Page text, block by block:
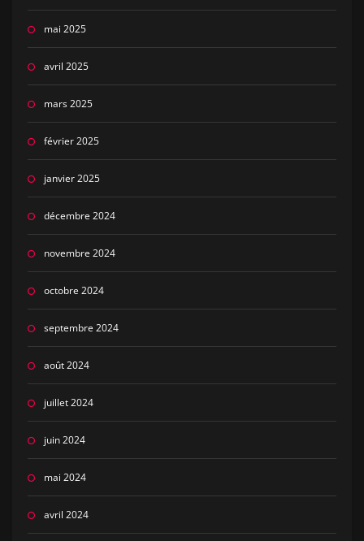
mai 2025
avril 2025
mars 2025
février 2025
janvier 2025
décembre 2024
novembre 2024
octobre 2024
septembre 2024
août 2024
juillet 2024
juin 2024
mai 2024
avril 2024